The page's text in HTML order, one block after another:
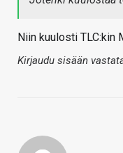
Niin kuulosti TLC:kin
Kirjaudu sisään